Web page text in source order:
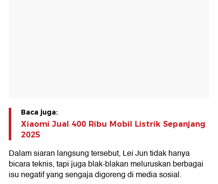
Baca juga:
Xiaomi Jual 400 Ribu Mobil Listrik Sepanjang
2025
Dalam siaran langsung tersebut, Lei Jun tidak hanya
bicara teknis, tapi juga blak-blakan meluruskan berbagai
isu negatif yang sengaja digoreng di media sosial.